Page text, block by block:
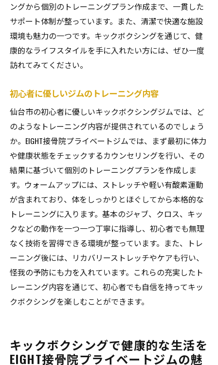
ングから個別のトレーニングプラン作成まで、一貫した
サポート体制が整っています。また、清潔で快適な施設
環境も魅力の一つです。キックボクシングを通じて、健
康的なライフスタイルを手に入れたい方には、ぜひ一度
訪れてみてください。
初心者に優しいジムのトレーニング内容
仙台市の初心者に優しいキックボクシングジムでは、ど
のようなトレーニング内容が提供されているのでしょう
か。EIGHT接骨院プライベートジムでは、まず最初に体力
や健康状態をチェックするカウンセリングを行い、その
結果に基づいて個別のトレーニングプランを作成しま
す。ウォームアップには、ストレッチや軽い有酸素運動
が含まれており、体をしっかりとほぐしてから本格的な
トレーニングに入ります。基本のジャブ、クロス、キッ
クなどの動作を一つ一つ丁寧に指導し、初心者でも無理
なく技術を習得できる環境が整っています。また、トレ
ーニング後には、リカバリーストレッチやケアも行い、
怪我の予防にも力を入れています。これらの充実したト
レーニング内容を通じて、初心者でも自信を持ってキッ
クボクシングを楽しむことができます。
キックボクシングで健康的な生活を
EIGHT接骨院プライベートジムの魅